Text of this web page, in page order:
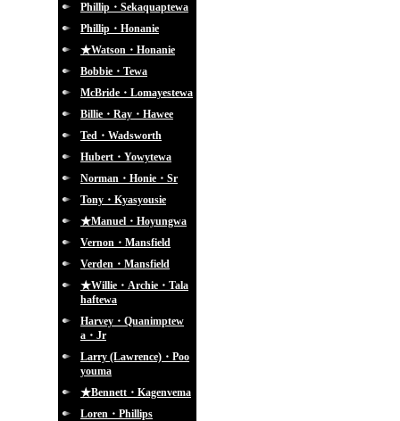
Phillip・Sekaquaptewa
Phillip・Honanie
★Watson・Honanie
Bobbie・Tewa
McBride・Lomayestewa
Billie・Ray・Hawee
Ted・Wadsworth
Hubert・Yowytewa
Norman・Honie・Sr
Tony・Kyasyousie
★Manuel・Hoyungwa
Vernon・Mansfield
Verden・Mansfield
★Willie・Archie・Tala
haftewa
Harvey・Quanimptew
a・Jr
Larry (Lawrence)・Poo
youma
★Bennett・Kagenvema
Loren・Phillips